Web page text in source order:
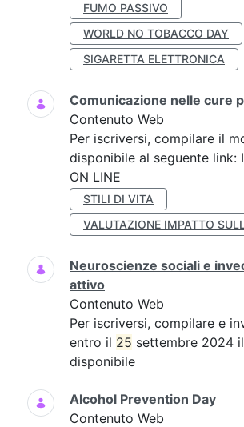
FUMO PASSIVO
WORLD NO TOBACCO DAY
SIGARETTA ELETTRONICA
Comunicazione nelle cure
Contenuto Web
Per iscriversi, compilare il
disponibile al seguente link:
ON LINE
STILI DI VITA
VALUTAZIONE IMPATTO
Neuroscienze sociali e
attivo
Contenuto Web
Per iscriversi, compilare e
entro il 25 settembre 2024
disponibile
Alcohol Prevention Day
Contenuto Web